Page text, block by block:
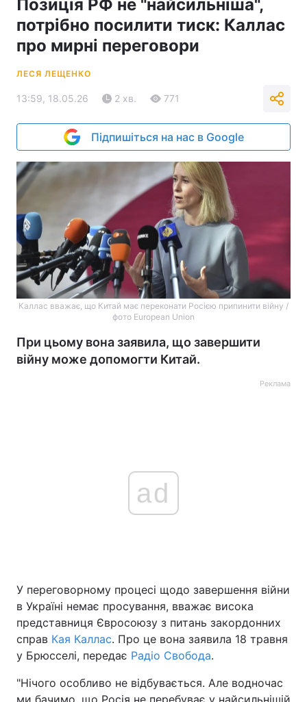
Позиція РФ не "найсильніша",
потрібно посилити тиск: Каллас
про мирні переговори
ЛЕСЯ ЛЕЩЕНКО
13:59, 18.05.26 2 хв. 771
Підпишіться на нас в Google
Каллас вважає, що Китай має переконати Росією припинити війну /
фото European Union
При цьому вона заявила, що завершити
війну може допомогти Китай.
Реклама
ad
У переговорному процесі щодо завершення війни
в Україні немає просування, вважає висока
представниця Євросоюзу з питань закордонних
справ Кая Каллас. Про це вона заявила 18 травня
у Брюсселі, передає Радіо Свобода.
"Нічого особливо не відбувається. Але водночас
ми бачимо, що Росія не перебуває у найсильнішій